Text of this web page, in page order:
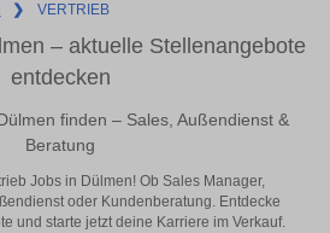
❯ VERTRIEB
– aktuelle Stellenangebote
entdecken
finden – Sales, Außendienst &
Beratung
Jobs in Dülmen! Ob Sales Manager,
oder Kundenberatung. Entdecke
und starte jetzt deine Karriere im Verkauf.